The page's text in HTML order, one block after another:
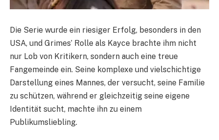
Die Serie wurde ein riesiger Erfolg, besonders in den
USA, und Grimes’ Rolle als Kayce brachte ihm nicht
nur Lob von Kritikern, sondern auch eine treue
Fangemeinde ein. Seine komplexe und vielschichtige
Darstellung eines Mannes, der versucht, seine Familie
zu schützen, während er gleichzeitig seine eigene
Identität sucht, machte ihn zu einem
Publikumsliebling.